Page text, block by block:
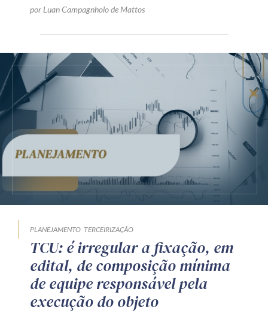
por Luan Campagnholo de Mattos
PLANEJAMENTO TERCEIRIZAÇÃO
TCU: é irregular a fixação, em
edital, de composição mínima
de equipe responsável pela
execução do objeto